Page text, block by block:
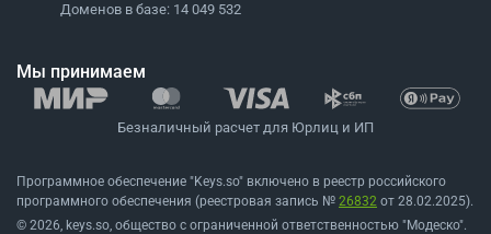
Доменов в базе: 14 049 532
Мы принимаем
Безналичный расчет для Юрлиц и ИП
Программное обеспечение "Keys.so" включено в реестр российского
программного обеспечения (реестровая запись № 26832 от 28.02.2025).
© 2026, keys.so, общество с ограниченной ответственностью "Модеско".